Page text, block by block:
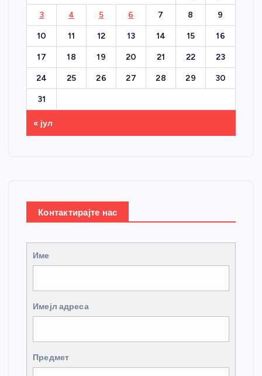
3 4 5 6 7 8 9
10 11 12 13 14 15 16
17 18 19 20 21 22 23
24 25 26 27 28 29 30
31
« јул
Контактирајте нас
Име
Имејл адреса
Предмет